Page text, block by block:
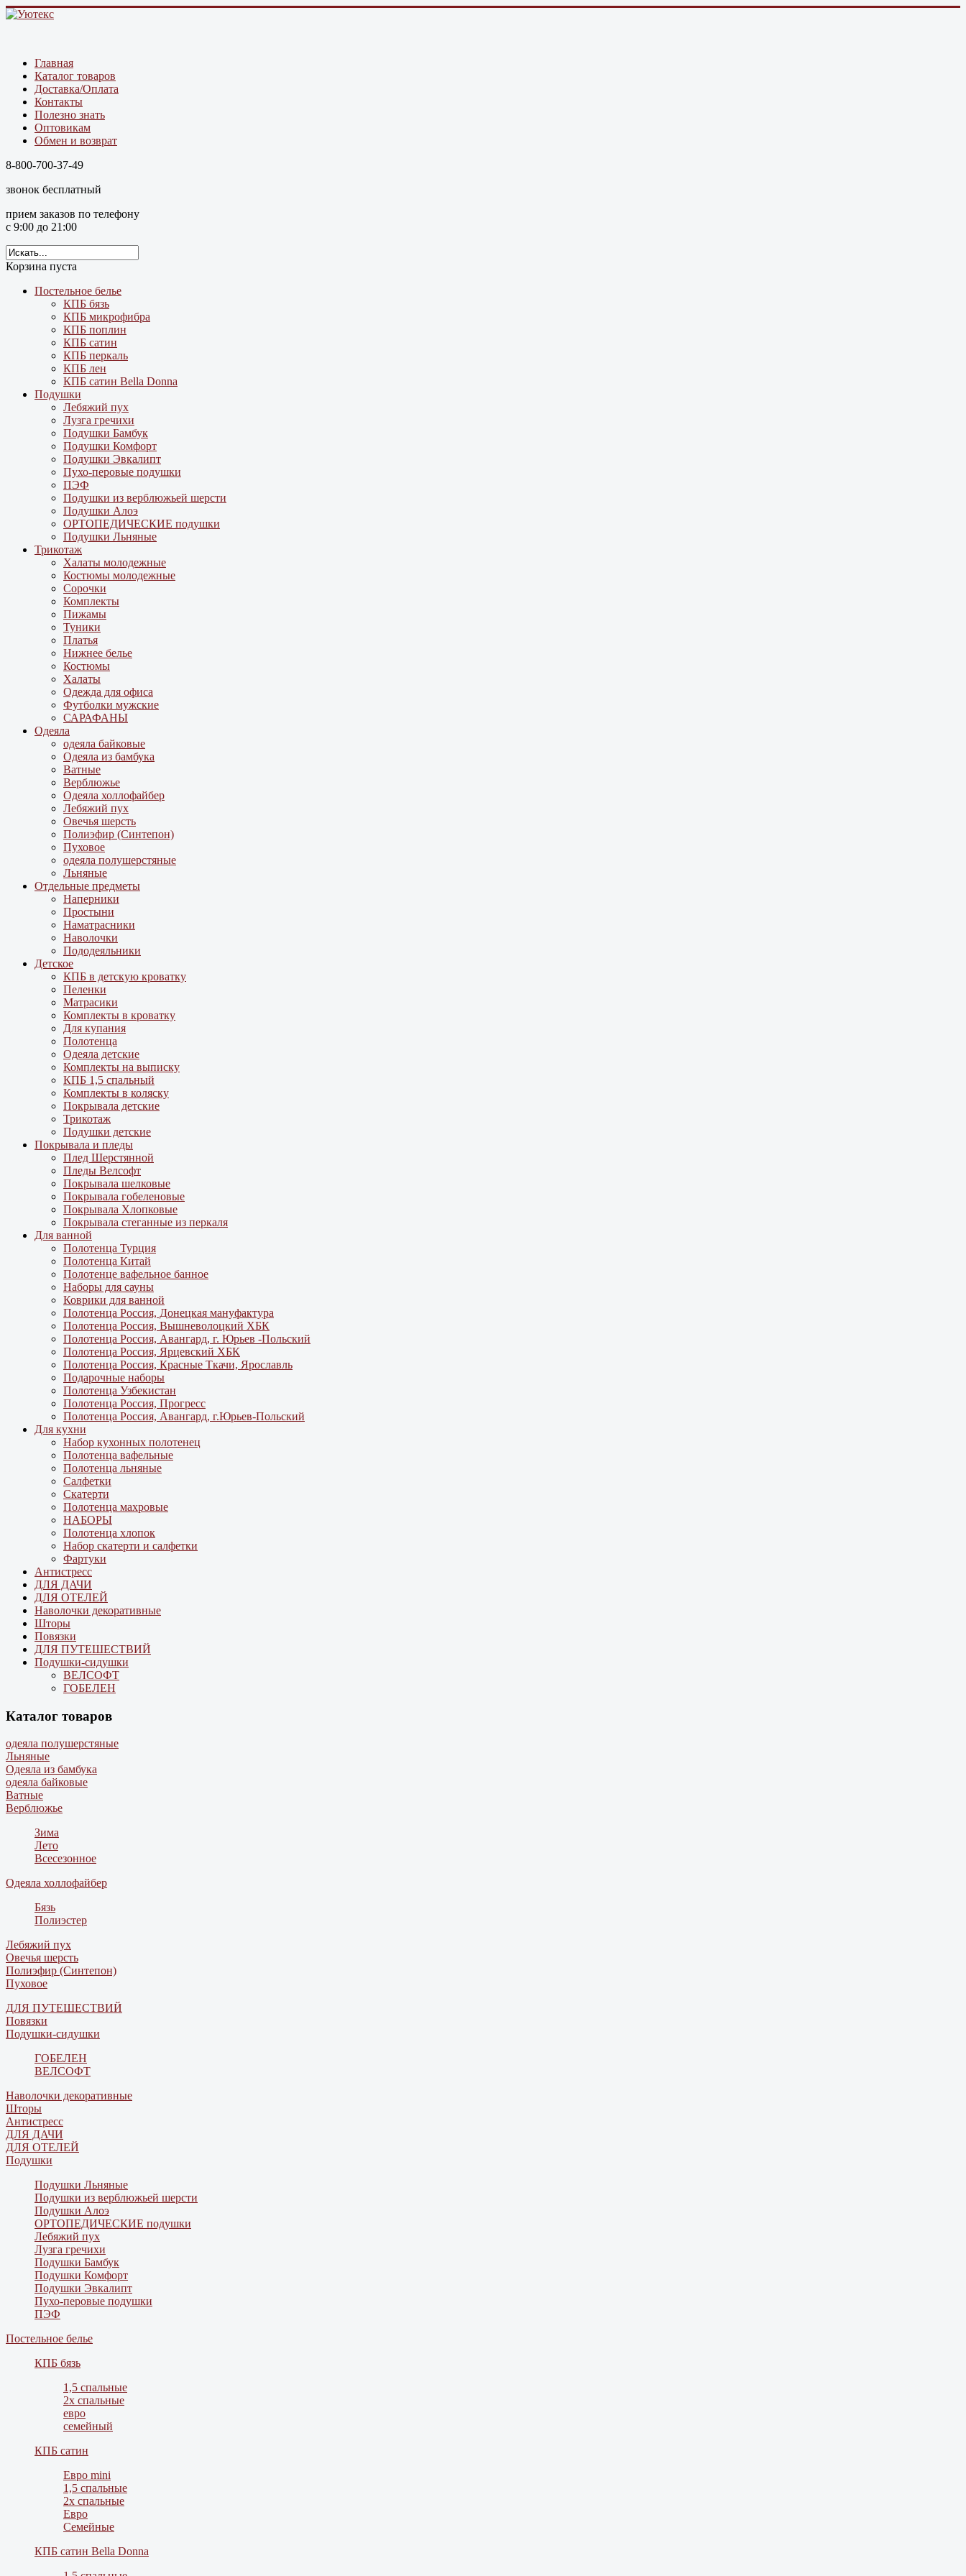
Главная
Каталог товаров
Доставка/Оплата
Контакты
Полезно знать
Оптовикам
Обмен и возврат
8-800-700-37-49
звонок бесплатный
прием заказов по телефону
с 9:00 до 21:00
Корзина пуста
Постельное белье
КПБ бязь
КПБ микрофибра
КПБ поплин
КПБ сатин
КПБ перкаль
КПБ лен
КПБ сатин Bella Donna
Подушки
Лебяжий пух
Лузга гречихи
Подушки Бамбук
Подушки Комфорт
Подушки Эвкалипт
Пухо-перовые подушки
ПЭФ
Подушки из верблюжьей шерсти
Подушки Алоэ
ОРТОПЕДИЧЕСКИЕ подушки
Подушки Льняные
Трикотаж
Халаты молодежные
Костюмы молодежные
Сорочки
Комплекты
Пижамы
Туники
Платья
Нижнее белье
Костюмы
Халаты
Одежда для офиса
Футболки мужские
САРАФАНЫ
Одеяла
одеяла байковые
Одеяла из бамбука
Ватные
Верблюжье
Одеяла холлофайбер
Лебяжий пух
Овечья шерсть
Полиэфир (Синтепон)
Пуховое
одеяла полушерстяные
Льняные
Отдельные предметы
Наперники
Простыни
Наматрасники
Наволочки
Пододеяльники
Детское
КПБ в детскую кроватку
Пеленки
Матрасики
Комплекты в кроватку
Для купания
Полотенца
Одеяла детские
Комплекты на выписку
КПБ 1,5 спальный
Комплекты в коляску
Покрывала детские
Трикотаж
Подушки детские
Покрывала и пледы
Плед Шерстянной
Пледы Велсофт
Покрывала шелковые
Покрывала гобеленовые
Покрывала Хлопковые
Покрывала стеганные из перкаля
Для ванной
Полотенца Турция
Полотенца Китай
Полотенце вафельное банное
Наборы для сауны
Коврики для ванной
Полотенца Россия, Донецкая мануфактура
Полотенца Россия, Вышневолоцкий ХБК
Полотенца Россия, Авангард, г. Юрьев -Польский
Полотенца Россия, Ярцевский ХБК
Полотенца Россия, Красные Ткачи, Ярославль
Подарочные наборы
Полотенца Узбекистан
Полотенца Россия, Прогресс
Полотенца Россия, Авангард, г.Юрьев-Польский
Для кухни
Набор кухонных полотенец
Полотенца вафельные
Полотенца льняные
Салфетки
Скатерти
Полотенца махровые
НАБОРЫ
Полотенца хлопок
Набор скатерти и салфетки
Фартуки
Антистресс
ДЛЯ ДАЧИ
ДЛЯ ОТЕЛЕЙ
Наволочки декоративные
Шторы
Повязки
ДЛЯ ПУТЕШЕСТВИЙ
Подушки-сидушки
ВЕЛСОФТ
ГОБЕЛЕН
Каталог товаров
одеяла полушерстяные
Льняные
Одеяла из бамбука
одеяла байковые
Ватные
Верблюжье
Зима
Лето
Всесезонное
Одеяла холлофайбер
Бязь
Полиэстер
Лебяжий пух
Овечья шерсть
Полиэфир (Синтепон)
Пуховое
ДЛЯ ПУТЕШЕСТВИЙ
Повязки
Подушки-сидушки
ГОБЕЛЕН
ВЕЛСОФТ
Наволочки декоративные
Шторы
Антистресс
ДЛЯ ДАЧИ
ДЛЯ ОТЕЛЕЙ
Подушки
Подушки Льняные
Подушки из верблюжьей шерсти
Подушки Алоэ
ОРТОПЕДИЧЕСКИЕ подушки
Лебяжий пух
Лузга гречихи
Подушки Бамбук
Подушки Комфорт
Подушки Эвкалипт
Пухо-перовые подушки
ПЭФ
Постельное белье
КПБ бязь
1,5 спальные
2х спальные
евро
семейный
КПБ сатин
Евро mini
1,5 спальные
2х спальные
Евро
Семейные
КПБ сатин Bella Donna